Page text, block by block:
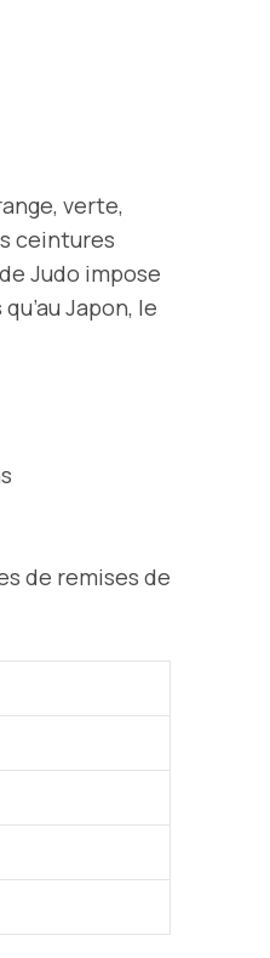
verte,
ceintures
Judo impose
Japon, le
de remises de